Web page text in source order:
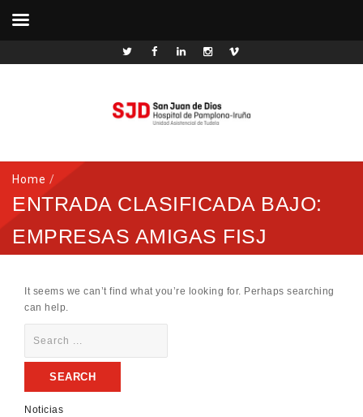
Home /
ENTRADA CLASIFICADA BAJO:
EMPRESAS AMIGAS FISJ
It seems we can’t find what you’re looking for. Perhaps searching
can help.
for:
Noticias